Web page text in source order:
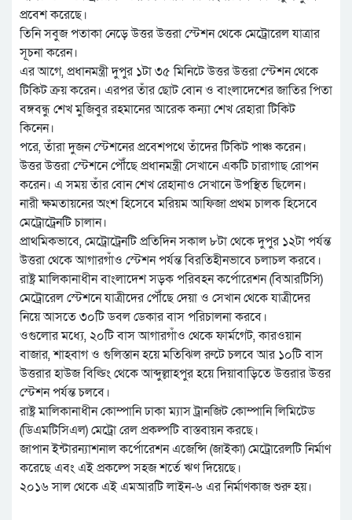
প্রবেশ করেছে।
তিনি সবুজ পতাকা নেড়ে উত্তর উত্তরা স্টেশন থেকে মেট্রোরেল যাত্রার
সূচনা করেন।
এর আগে, প্রধানমন্ত্রী দুপুর ১টা ৩৫ মিনিটে উত্তর উত্তরা স্টেশন থেকে
টিকিট ক্রয় করেন। এরপর তাঁর ছোট বোন ও বাংলাদেশের জাতির পিতা
বঙ্গবন্ধু শেখ মুজিবুর রহমানের আরেক কন্যা শেখ রেহারা টিকিট
কিনেন।
পরে, তাঁরা দুজন স্টেশনের প্রবেশপথে তাঁদের টিকিট পাঞ্চ করেন।
উত্তর উত্তরা স্টেশনে পৌঁছে প্রধানমন্ত্রী সেখানে একটি চারাগাছ রোপন
করেন। এ সময় তাঁর বোন শেখ রেহানাও সেখানে উপস্থিত ছিলেন।
নারী ক্ষমতায়নের অংশ হিসেবে মরিয়ম আফিজা প্রথম চালক হিসেবে
মেট্রোট্রেনটি চালান।
প্রাথমিকভাবে, মেট্রোট্রেনটি প্রতিদিন সকাল ৮টা থেকে দুপুর ১২টা পর্যন্ত
উত্তরা থেকে আগারগাঁও স্টেশন পর্যন্ত বিরতিহীনভাবে চলাচল করবে।
রাষ্ট্র মালিকানাধীন বাংলাদেশ সড়ক পরিবহন কর্পোরেশন (বিআরটিসি)
মেট্রোরেল স্টেশনে যাত্রীদের পৌঁছে দেয়া ও সেখান থেকে যাত্রীদের
নিয়ে আসতে ৩০টি ডবল ডেকার বাস পরিচালনা করবে।
ওগুলোর মধ্যে, ২০টি বাস আগারগাঁও থেকে ফার্মগেট, কারওয়ান
বাজার, শাহবাগ ও গুলিস্তান হয়ে মতিঝিল রুটে চলবে আর ১০টি বাস
উত্তরার হাউজ বিল্ডিং থেকে আব্দুল্লাহপুর হয়ে দিয়াবাড়িতে উত্তরার উত্তর
স্টেশন পর্যন্ত চলবে।
রাষ্ট্র মালিকানাধীন কোম্পানি ঢাকা ম্যাস ট্রানজিট কোম্পানি লিমিটেড
(ডিএমটিসিএল) মেট্রো রেল প্রকল্পটি বাস্তবায়ন করছে।
জাপান ইন্টারন্যাশনাল কর্পোরেশন এজেন্সি (জাইকা) মেট্রোরেলটি নির্মাণ
করেছে এবং এই প্রকল্পে সহজ শর্তে ঋণ দিয়েছে।
২০১৬ সাল থেকে এই এমআরটি লাইন-৬ এর নির্মাণকাজ শুরু হয়।